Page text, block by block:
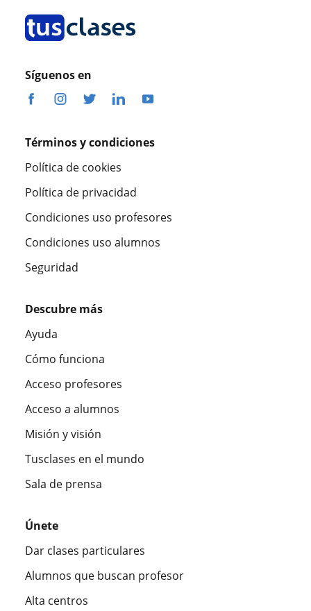
Síguenos en
Términos y condiciones
Política de cookies
Política de privacidad
Condiciones uso profesores
Condiciones uso alumnos
Seguridad
Descubre más
Ayuda
Cómo funciona
Acceso profesores
Acceso a alumnos
Misión y visión
Tusclases en el mundo
Sala de prensa
Únete
Dar clases particulares
Alumnos que buscan profesor
Alta centros